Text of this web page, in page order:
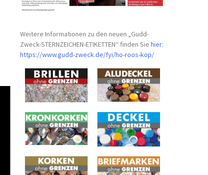
Weitere Informationen zu den neuen „Gudd-
Zweck-STERNZEICHEN-ETIKETTEN“ finden Siehier:
https://www.gudd-zweck.de/fyi/ho-roos-kop/